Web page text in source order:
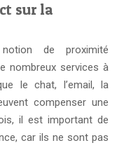
sur la
de proximité
nombreux services à
le chat, l’email, la
compenser une
il est important de
car ils ne sont pas